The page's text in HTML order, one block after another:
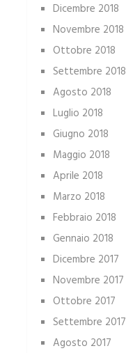
Dicembre 2018
Novembre 2018
Ottobre 2018
Settembre 2018
Agosto 2018
Luglio 2018
Giugno 2018
Maggio 2018
Aprile 2018
Marzo 2018
Febbraio 2018
Gennaio 2018
Dicembre 2017
Novembre 2017
Ottobre 2017
Settembre 2017
Agosto 2017